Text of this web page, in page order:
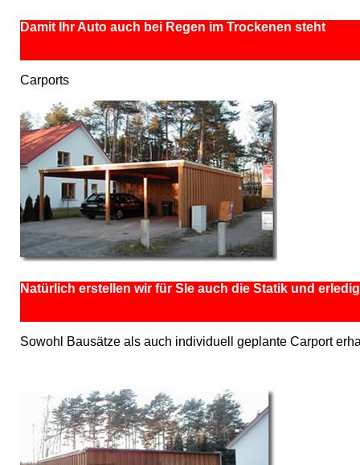
Damit Ihr Auto auch bei Regen im Trockenen steht
Carports
Natürlich erstellen wir für SIe auch die Statik und
Sowohl Bausätze als auch individuell geplante Carport